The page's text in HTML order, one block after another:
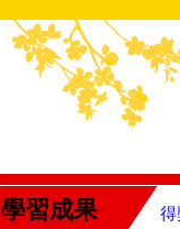
學習成果 得